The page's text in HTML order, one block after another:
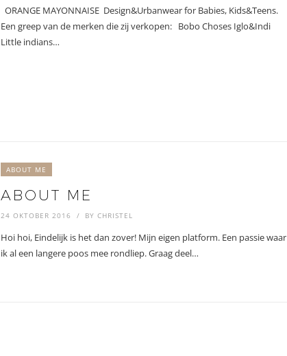
ORANGE MAYONNAISE Design&Urbanwear for Babies, Kids&Teens.
Een greep van de merken die zij verkopen: Bobo Choses Iglo&Indi
Little indians…
ABOUT ME
ABOUT ME
24 OKTOBER 2016 BY CHRISTEL
Hoi hoi, Eindelijk is het dan zover! Mijn eigen platform. Een passie waar
ik al een langere poos mee rondliep. Graag deel…